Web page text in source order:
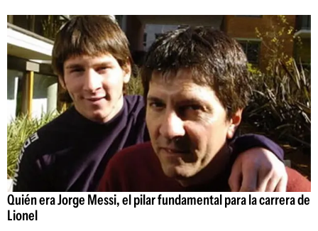
Quién era Jorge Messi, el pilar fundamental para la carrera de
Lionel